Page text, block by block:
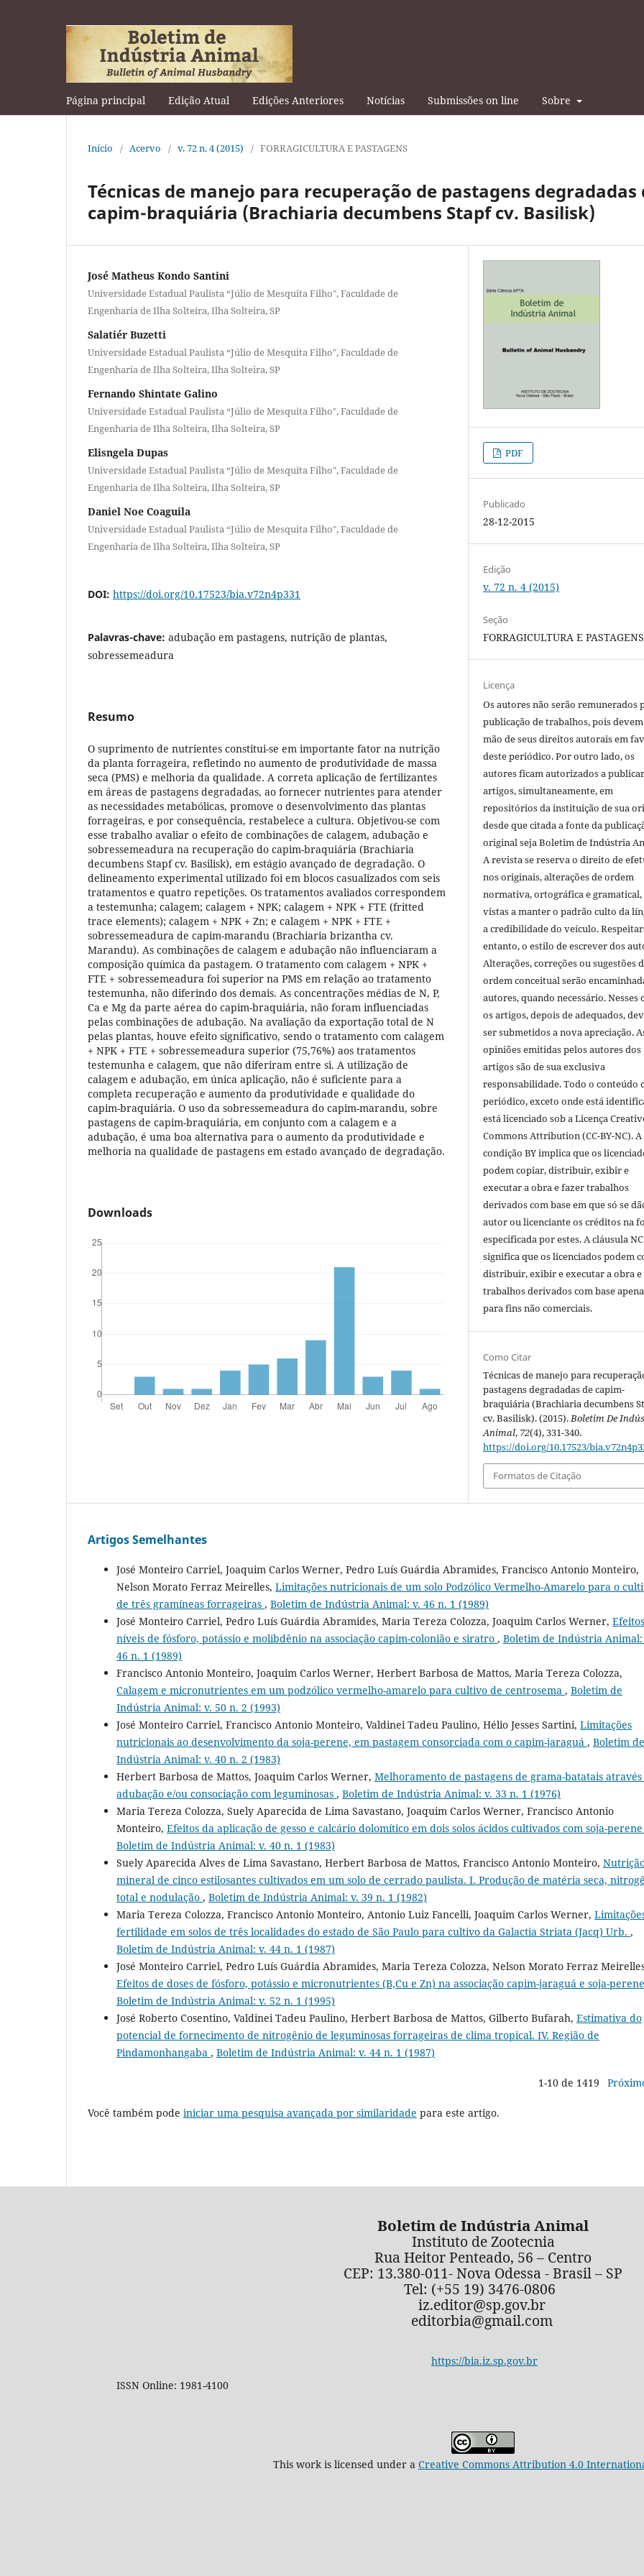
Página principal Edição Atual Edições Anteriores Notícias Submissões on line Sobre
Início / Acervo / v. 72 n. 4 (2015) / FORRAGICULTURA E PASTAGENS
Técnicas de manejo para recuperação de pastagens degradadas
capim-braquiária (Brachiaria decumbens Stapf cv. Basilisk)
José Matheus Kondo Santini
Universidade Estadual Paulista “Júlio de Mesquita Filho", Faculdade de
Engenharia de Ilha Solteira, Ilha Solteira, SP
Salatiér Buzetti
Universidade Estadual Paulista “Júlio de Mesquita Filho", Faculdade de
Engenharia de Ilha Solteira, Ilha Solteira, SP
Fernando Shintate Galino
Universidade Estadual Paulista “Júlio de Mesquita Filho", Faculdade de
Engenharia de Ilha Solteira, Ilha Solteira, SP
Elisngela Dupas
Universidade Estadual Paulista “Júlio de Mesquita Filho", Faculdade de
Engenharia de Ilha Solteira, Ilha Solteira, SP
Daniel Noe Coaguila
Universidade Estadual Paulista “Júlio de Mesquita Filho", Faculdade de
Engenharia de Ilha Solteira, Ilha Solteira, SP
DOI: https://doi.org/10.17523/bia.v72n4p331
Palavras-chave: adubação em pastagens, nutrição de plantas,
sobressemeadura
Resumo
O suprimento de nutrientes constitui-se em importante fator na nutrição
da planta forrageira, refletindo no aumento de produtividade de massa
seca (PMS) e melhoria da qualidade. A correta aplicação de fertilizantes
em áreas de pastagens degradadas, ao fornecer nutrientes para atender
as necessidades metabólicas, promove o desenvolvimento das plantas
forrageiras, e por consequência, restabelece a cultura. Objetivou-se com
esse trabalho avaliar o efeito de combinações de calagem, adubação e
sobressemeadura na recuperação do capim-braquiária (Brachiaria
decumbens Stapf cv. Basilisk), em estágio avançado de degradação. O
delineamento experimental utilizado foi em blocos casualizados com seis
tratamentos e quatro repetições. Os tratamentos avaliados correspondem
a testemunha; calagem; calagem + NPK; calagem + NPK + FTE (fritted
trace elements); calagem + NPK + Zn; e calagem + NPK + FTE +
sobressemeadura de capim-marandu (Brachiaria brizantha cv.
Marandu). As combinações de calagem e adubação não influenciaram a
composição química da pastagem. O tratamento com calagem + NPK +
FTE + sobressemeadura foi superior na PMS em relação ao tratamento
testemunha, não diferindo dos demais. As concentrações médias de N, P,
Ca e Mg da parte aérea do capim-braquiária, não foram influenciadas
pelas combinações de adubação. Na avaliação da exportação total de N
pelas plantas, houve efeito significativo, sendo o tratamento com calagem
+ NPK + FTE + sobressemeadura superior (75,76%) aos tratamentos
testemunha e calagem, que não diferiram entre si. A utilização de
calagem e adubação, em única aplicação, não é suficiente para a
completa recuperação e aumento da produtividade e qualidade do
capim-braquiária. O uso da sobressemeadura do capim-marandu, sobre
pastagens de capim-braquiária, em conjunto com a calagem e a
adubação, é uma boa alternativa para o aumento da produtividade e
melhoria na qualidade de pastagens em estado avançado de degradação.
Downloads
PDF
Publicado
28-12-2015
Edição
v. 72 n. 4 (2015)
Seção
FORRAGICULTURA E PASTAGENS
Licença
Os autores não serão remunerados
publicação de trabalhos, pois
mão de seus direitos autorais em
deste periódico. Por outro lado, os
autores ficam autorizados a
artigos, simultaneamente, em
repositórios da instituição de sua
desde que citada a fonte da
original seja Boletim de Indústria
A revista se reserva o direito de
nos originais, alterações de ordem
normativa, ortográfica e gramatical,
vistas a manter o padrão culto da
a credibilidade do veículo.
entanto, o estilo de escrever dos
Alterações, correções ou sugestões
ordem conceitual serão
autores, quando necessário. Nesses
os artigos, depois de adequados,
ser submetidos a nova apreciação.
opiniões emitidas pelos autores dos
artigos são de sua exclusiva
responsabilidade. Todo o conteúdo
periódico, exceto onde está
está licenciado sob a Licença
Commons Attribution (CC-BY-NC). A
condição BY implica que os
podem copiar, distribuir, exibir e
executar a obra e fazer trabalhos
derivados com base em que só se
autor ou licenciante os créditos na
especificada por estes. A cláusula NC
significa que os licenciados podem
distribuir, exibir e executar a obra
trabalhos derivados com base
para fins não comerciais.
Como Citar
Técnicas de manejo para
pastagens degradadas de capim-
braquiária (Brachiaria decumbens
cv. Basilisk). (2015).Boletim De
Animal, 72(4), 331-340.
https://doi.org/10.17523/
Formatos de Citação
Artigos Semelhantes
José Monteiro Carriel, Joaquim Carlos Werner, Pedro Luís Guárdia Abramides, Francisco Antonio Monteiro,
Nelson Morato Ferraz Meirelles, Limitações nutricionais de um solo Podzólico Vermelho-Amarelo para o
de três gramíneas forrageiras , Boletim de Indústria Animal: v. 46 n. 1 (1989)
José Monteiro Carriel, Pedro Luís Guárdia Abramides, Maria Tereza Colozza, Joaquim Carlos Werner,
níveis de fósforo, potássio e molibdênio na associação capim-colonião e siratro , Boletim de Indústria Animal:
46 n. 1 (1989)
Francisco Antonio Monteiro, Joaquim Carlos Werner, Herbert Barbosa de Mattos, Maria Tereza Colozza,
Calagem e micronutrientes em um podzólico vermelho-amarelo para cultivo de centrosema , Boletim de
Indústria Animal: v. 50 n. 2 (1993)
José Monteiro Carriel, Francisco Antonio Monteiro, Valdinei Tadeu Paulino, Hélio Jesses Sartini, Limitações
nutricionais ao desenvolvimento da soja-perene, em pastagem consorciada com o capim-jaraguá , Boletim de
Indústria Animal: v. 40 n. 2 (1983)
Herbert Barbosa de Mattos, Joaquim Carlos Werner, Melhoramento de pastagens de grama-batatais através
adubação e/ou consociação com leguminosas , Boletim de Indústria Animal: v. 33 n. 1 (1976)
Maria Tereza Colozza, Suely Aparecida de Lima Savastano, Joaquim Carlos Werner, Francisco Antonio
Monteiro, Efeitos da aplicação de gesso e calcário dolomítico em dois solos ácidos cultivados com soja-perene
Boletim de Indústria Animal: v. 40 n. 1 (1983)
Suely Aparecida Alves de Lima Savastano, Herbert Barbosa de Mattos, Francisco Antonio Monteiro,
mineral de cinco estilosantes cultivados em um solo de cerrado paulista. I. Produção de matéria seca,
total e nodulação , Boletim de Indústria Animal: v. 39 n. 1 (1982)
Maria Tereza Colozza, Francisco Antonio Monteiro, Antonio Luiz Fancelli, Joaquim Carlos Werner,
fertilidade em solos de três localidades do estado de São Paulo para cultivo da Galactia Striata (Jacq) Urb. ,
Boletim de Indústria Animal: v. 44 n. 1 (1987)
José Monteiro Carriel, Pedro Luís Guárdia Abramides, Maria Tereza Colozza, Nelson Morato Ferraz
Efeitos de doses de fósforo, potássio e micronutrientes (B,Cu e Zn) na associação capim-jaraguá e soja-perene
Boletim de Indústria Animal: v. 52 n. 1 (1995)
José Roberto Cosentino, Valdinei Tadeu Paulino, Herbert Barbosa de Mattos, Gilberto Bufarah, Estimativa do
potencial de fornecimento de nitrogênio de leguminosas forrageiras de clima tropical. IV. Região de
Pindamonhangaba , Boletim de Indústria Animal: v. 44 n. 1 (1987)
1-10 de 1419
Você também pode iniciar uma pesquisa avançada por similaridade para este artigo.
Boletim de Indústria Animal
Instituto de Zootecnia
Rua Heitor Penteado, 56 – Centro
CEP: 13.380-011- Nova Odessa - Brasil – SP
Tel: (+55 19) 3476-0806
iz.editor@sp.gov.br
editorbia@gmail.com
https://bia.iz.sp.gov.br
ISSN Online: 1981-4100
This work is licensed under a Creative Commons Attribution 4.0